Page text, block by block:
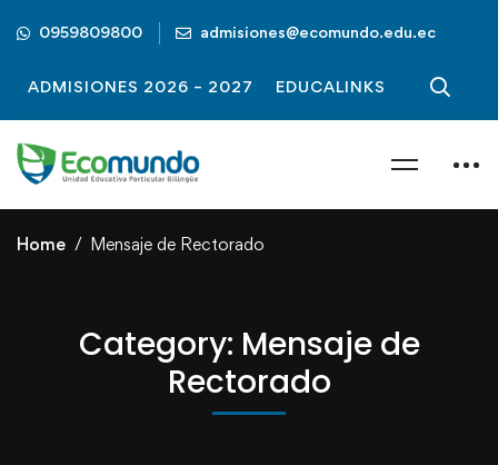
0959809800 admisiones@ecomundo.edu.ec
ADMISIONES 2026 – 2027 EDUCALINKS
Home Mensaje de Rectorado
Category: Mensaje de
Rectorado